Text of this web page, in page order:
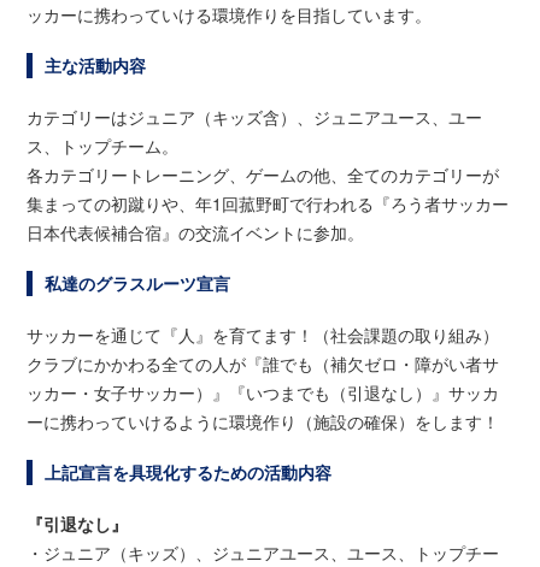
ッカーに携わっていける環境作りを目指しています。
主な活動内容
カテゴリーはジュニア（キッズ含）、ジュニアユース、ユー
ス、トップチーム。
各カテゴリートレーニング、ゲームの他、全てのカテゴリーが
集まっての初蹴りや、年1回菰野町で行われる『ろう者サッカー
日本代表候補合宿』の交流イベントに参加。
私達のグラスルーツ宣言
サッカーを通じて『人』を育てます！（社会課題の取り組み）
クラブにかかわる全ての人が『誰でも（補欠ゼロ・障がい者サ
ッカー・女子サッカー）』『いつまでも（引退なし）』サッカ
ーに携わっていけるように環境作り（施設の確保）をします！
上記宣言を具現化するための活動内容
『引退なし』
・ジュニア（キッズ）、ジュニアユース、ユース、トップチー